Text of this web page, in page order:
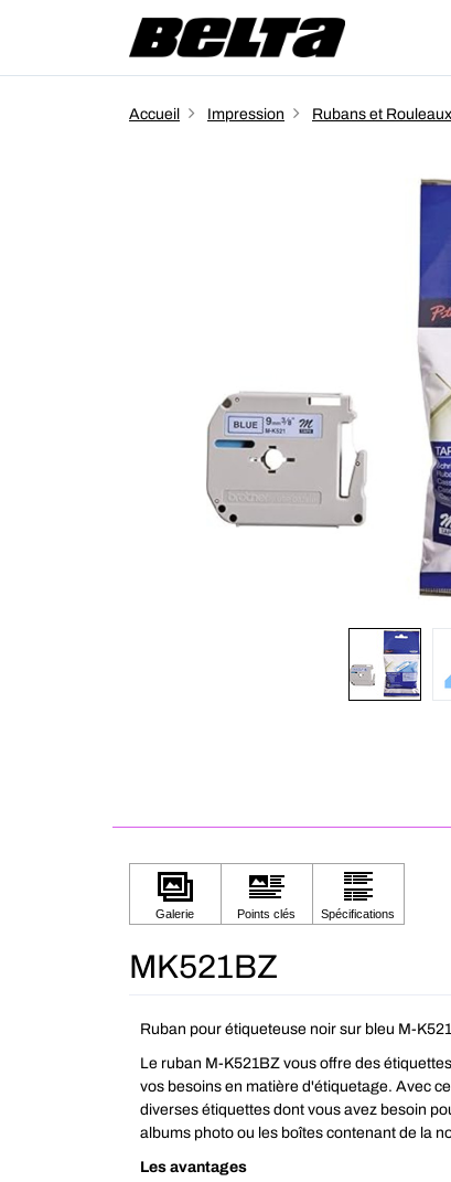
Accueil Impression Rubans et
MK521BZ
Ruban pour étiqueteuse noir sur bleu M-
Le ruban M-K521BZ vous offre des
vos besoins en matière d'étiquetage. Avec
diverses étiquettes dont vous avez besoin
albums photo ou les boîtes contenant de la
Les avantages